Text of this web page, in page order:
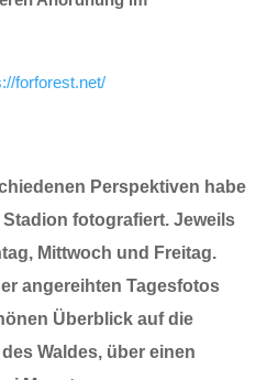
forforest.net/
Perspektiven habe
Stadion fotografiert. Jeweils
Mittwoch und Freitag.
angereihten Tagesfotos
Überblick auf die
Waldes, über einen